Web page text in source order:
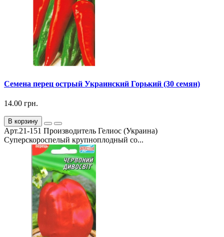
Семена перец острый Украинский Горький (30 семян)
14.00 грн.
В корзину
Арт.21-151 Производитель Гелиос (Украина)
Суперскороспелый крупноплодный со...